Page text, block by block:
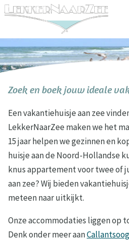
Zoek en boek jouw ideale
Een vakantiehuisje aan zee
LekkerNaarZee maken we het
15 jaar helpen we gezinnen en
huisje aan de Noord-Hollandse
knus appartement voor twee of
aan zee? Wij bieden
meteen naar uitkijkt.
Onze accommodaties liggen op
Denk onder meer aanCallantsoog